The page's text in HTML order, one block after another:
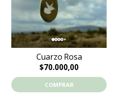
Cuarzo Rosa
$70.000,00
COMPRAR